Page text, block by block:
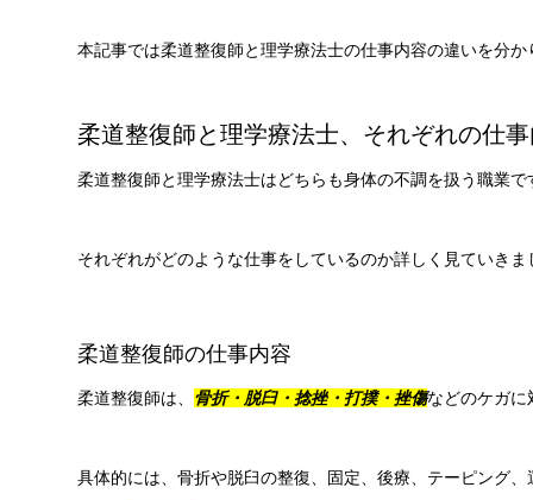
本記事では柔道整復師と理学療法士の仕事内容の違いを分
柔道整復師と理学療法士、それぞれの仕
柔道整復師と理学療法士はどちらも身体の不調を扱う職業
それぞれがどのような仕事をしているのか詳しく見ていきま
柔道整復師の仕事内容
柔道整復師は、 骨折・脱臼・捻挫・打撲・挫傷などのケガに
具体的には、骨折や脱臼の整復、固定、後療、テーピング